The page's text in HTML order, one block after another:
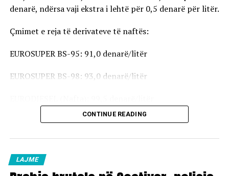
denarë, ndërsa vaji ekstra i lehtë për 0,5 denarë për litër.
Çmimet e reja të derivateve të naftës:
EUROSUPER BS-95: 91,0 denarë/litër
EUROSUPER BS-98: 93,0 denarë/litër
Vaji ekstra i lehtë (EL-1): 98,5 denarë/litër
vlejnë në të gjitha pikat e karburanteve në vend.
CONTINUE READING
LAJME